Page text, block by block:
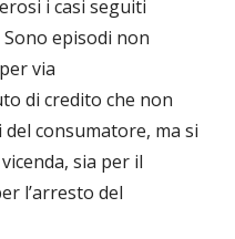
i casi seguiti
episodi non
via
di credito che non
consumatore, ma si
sia per il
l’arresto del